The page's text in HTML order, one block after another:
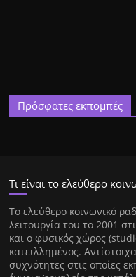
Πρόσφατες εκπομπές
Τι είναι το ελεύθερο
Tο ελεύθερο κοινωνικό
λειτουργία του το 2001
και ο φυσικός χώρος
κατειλλημένος.
συχνότητες στις οποίες